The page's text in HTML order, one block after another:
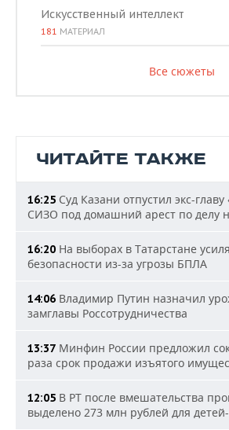
Искусственный интеллект
181 МАТЕРИАЛ
Все сюжеты
ЧИТАЙТЕ ТАКЖЕ
16:25 Суд Казани отпустил экс-
СИЗО под домашний арест по делу
16:20 На выборах в Татарстане
безопасности из-за угрозы БПЛА
14:06 Владимир Путин назначил
замглавы Россотрудничества
13:37 Минфин России предложил
раза срок продажи изъятого
12:05 В РТ после вмешательства
выделено 273 млн рублей для